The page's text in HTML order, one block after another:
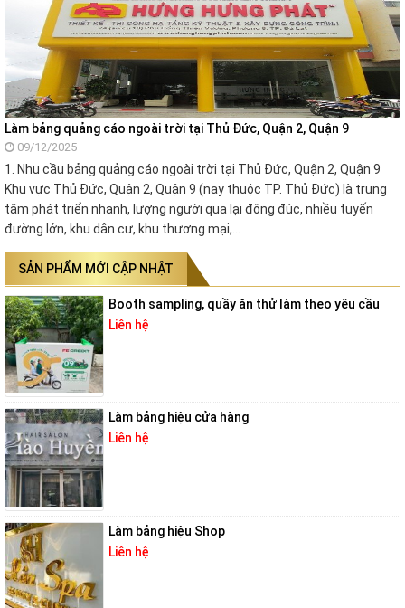
Làm bảng quảng cáo ngoài trời tại Thủ Đức, Quận 2, Quận 9
09/12/2025
1. Nhu cầu bảng quảng cáo ngoài trời tại Thủ Đức, Quận 2, Quận 9
Khu vực Thủ Đức, Quận 2, Quận 9 (nay thuộc TP. Thủ Đức) là trung
tâm phát triển nhanh, lượng người qua lại đông đúc, nhiều tuyến
đường lớn, khu dân cư, khu thương mại,…
SẢN PHẨM MỚI CẬP NHẬT
Booth sampling, quầy ăn thử làm theo yêu cầu
Liên hệ
Làm bảng hiệu cửa hàng
Liên hệ
Làm bảng hiệu Shop
Liên hệ